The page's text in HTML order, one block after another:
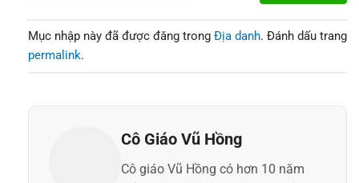
Mục nhập này đã được đăng trong Địa danh. Đánh dấu trang
permalink.
Cô Giáo Vũ Hồng
Cô giáo Vũ Hồng có hơn 10 năm